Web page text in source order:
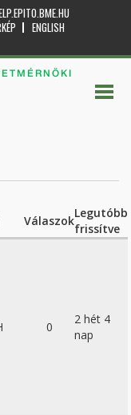
ENGLISH
Válaszok
Legutóbb
frissítve
0
2 hét 4
nap